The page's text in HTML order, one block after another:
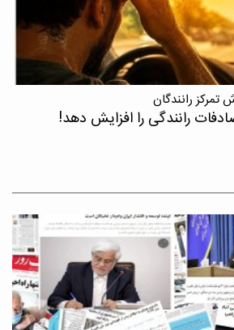
رانندگان
رانندگی را افزایش دهد!